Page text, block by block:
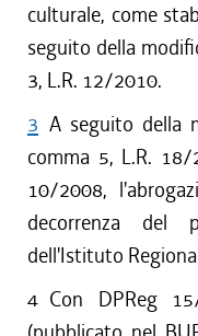
culturale, come
seguito della
3, L.R. 12/2010.
3 A seguito della
comma 5, L.R.
10/2008,
decorrenza del
dell'Istituto
4 Con DPReg